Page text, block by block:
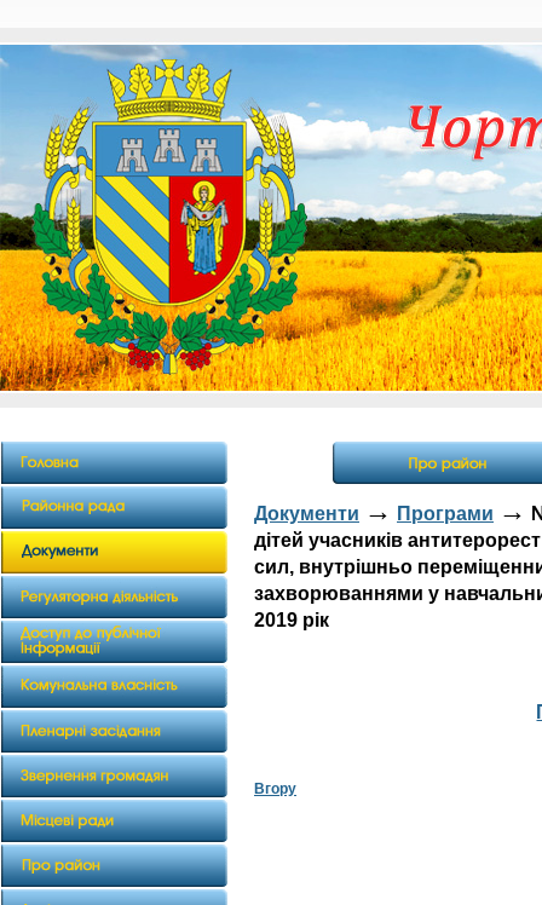
Документи → Програми →
дітей учасників
сил, внутрішньо
захворюваннями у
2019 рік
Вгору